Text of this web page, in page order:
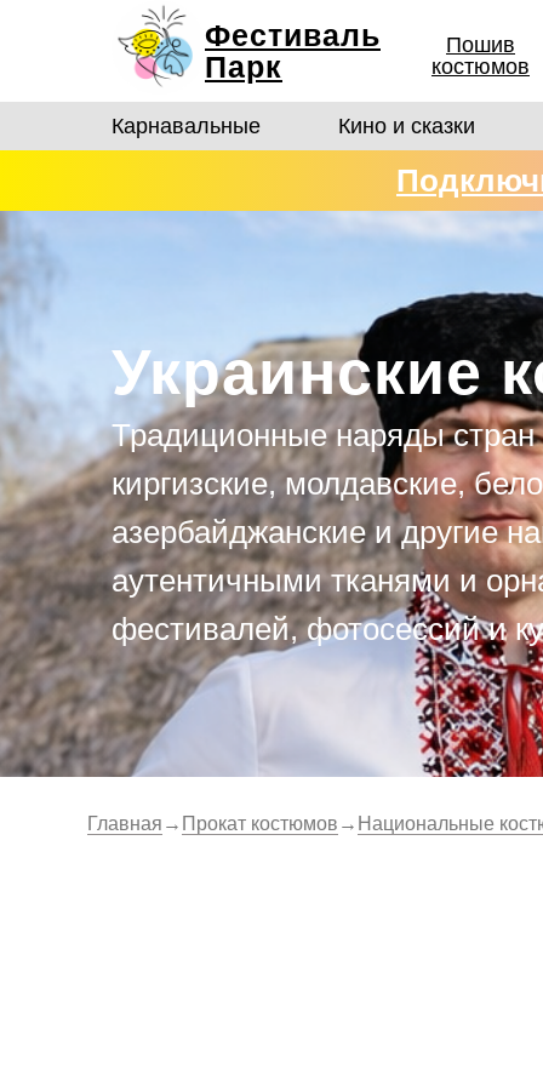
Фестиваль
Парк
Пошив
костюмов
Кино и сказки
Карнавальные
Украинские
Традиционные наряды стран
киргизские, молдавские,
азербайджанские и другие
аутентичными тканями и
фестивалей, фотосессий и
Главная → Прокат костюмов → Национальные